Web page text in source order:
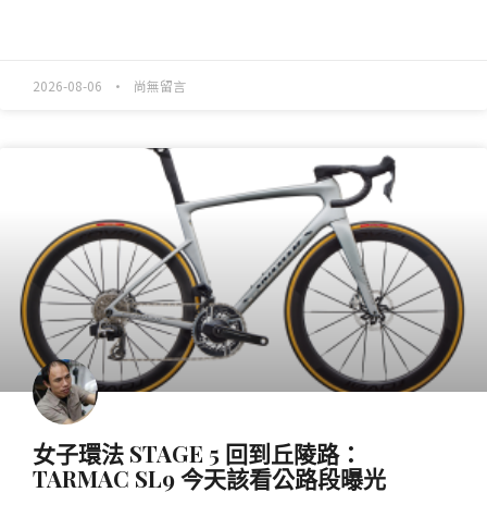
2026-08-06 尚無留言
女子環法 STAGE 5 回到丘陵路：
TARMAC SL9 今天該看公路段曝光